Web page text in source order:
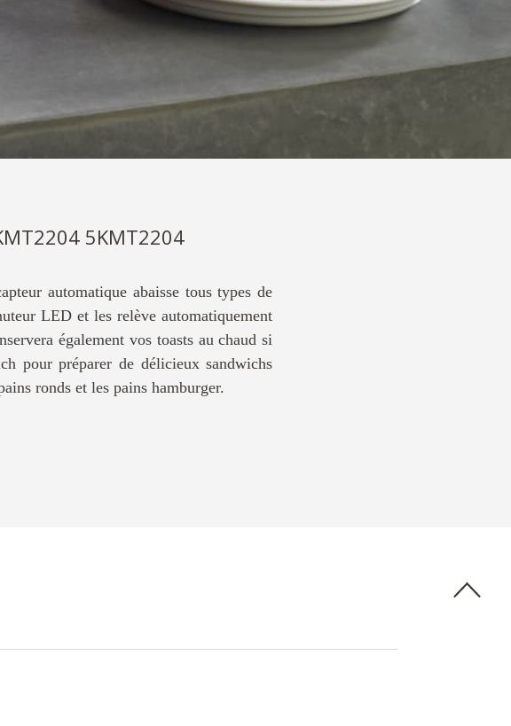
5KMT2204
automatique abaisse tous types de
LED et les relève automatiquement
également vos toasts au chaud si
pour préparer de délicieux sandwichs
ronds et les pains hamburger.